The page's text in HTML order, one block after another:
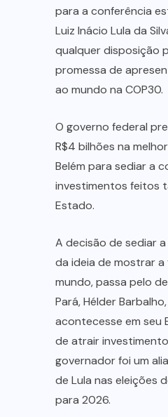
para a conferência
Luiz Inácio Lula da
qualquer disposição
promessa de
ao mundo na COP30.
O governo federal
R$4 bilhões na
Belém para sediar a
investimentos feitos
Estado.
A decisão de sediar a
da ideia de mostrar
mundo, passa pelo
Pará, Hélder
acontecesse em seu
de atrair
governador foi um
de Lula nas eleições
para 2026.